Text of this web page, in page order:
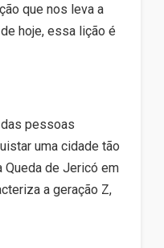
que nos leva a
hoje, essa lição é
pessoas
uma cidade tão
de Jericó em
a geração Z,